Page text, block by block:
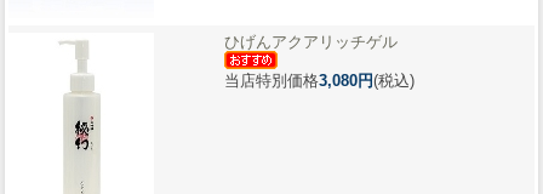
ひげんアクアリッチゲル
当店特別価格3,080円(税込)